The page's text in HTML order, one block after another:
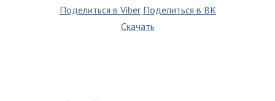
Поделиться в Viber Поделиться в ВК
Скачать